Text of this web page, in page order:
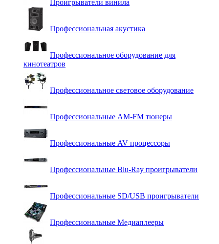
Проигрыватели винила
Профессиональная акустика
Профессиональное оборудование для
кинотеатров
Профессиональное световое оборудование
Профессиональные AM-FM тюнеры
Профессиональные AV процессоры
Профессиональные Blu-Ray проигрыватели
Профессиональные SD/USB проигрыватели
Профессиональные Медиаплееры